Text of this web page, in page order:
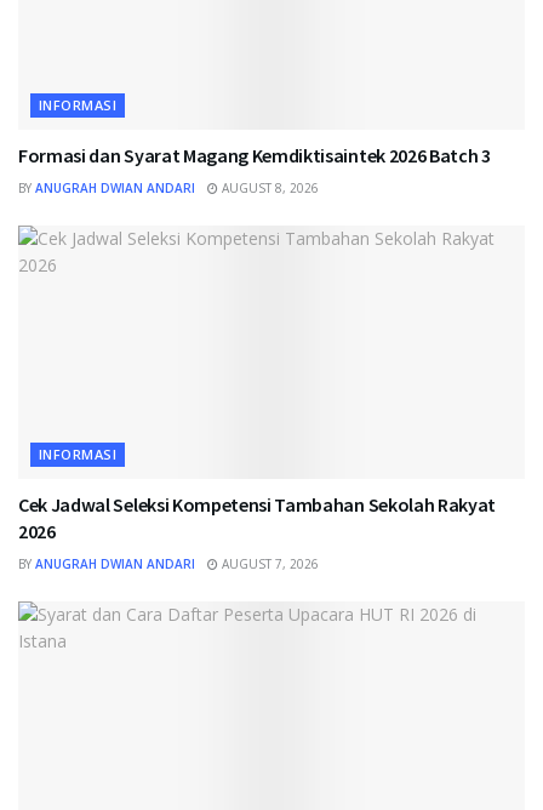
INFORMASI
Formasi dan Syarat Magang Kemdiktisaintek 2026 Batch 3
BY ANUGRAH DWIAN ANDARI AUGUST 8, 2026
INFORMASI
Cek Jadwal Seleksi Kompetensi Tambahan Sekolah Rakyat
2026
BY ANUGRAH DWIAN ANDARI AUGUST 7, 2026